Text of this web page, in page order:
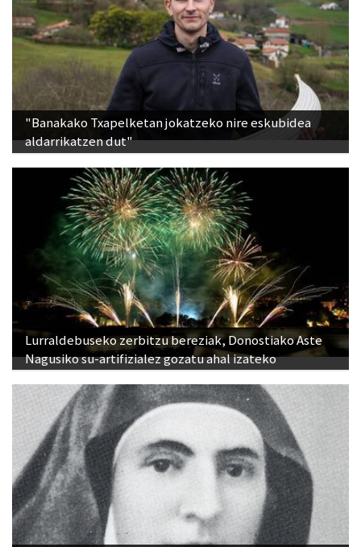
"Banakako Txapelketan jokatzeko nire eskubidea
aldarrikatzen dut"
Lurraldebuseko zerbitzu bereziak, Donostiako Aste
Nagusiko su-artifizialez gozatu ahal izateko